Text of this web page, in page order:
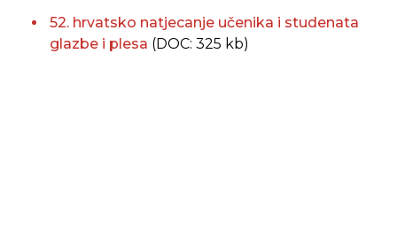
52. hrvatsko natjecanje učenika i studenata
glazbe i plesa (DOC: 325 kb)